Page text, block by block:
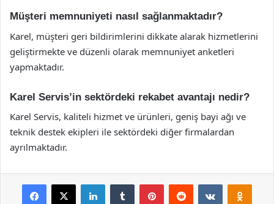
Müşteri memnuniyeti nasıl sağlanmaktadır?
Karel, müşteri geri bildirimlerini dikkate alarak hizmetlerini
geliştirmekte ve düzenli olarak memnuniyet anketleri
yapmaktadır.
Karel Servis’in sektördeki rekabet avantajı nedir?
Karel Servis, kaliteli hizmet ve ürünleri, geniş bayi ağı ve
teknik destek ekipleri ile sektördeki diğer firmalardan
ayrılmaktadır.
Facebook
X LinkedInTumblr PinterestReddit VKontakte